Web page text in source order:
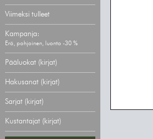
Viimeksi tulleet
Kampanja:
Erä, pohjoinen, luonto -30 %
Pääluokat (kirjat)
Hakusanat (kirjat)
Sarjat (kirjat)
Kustantajat (kirjat)